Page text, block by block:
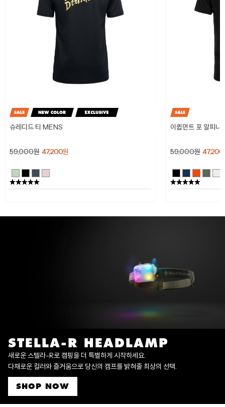
슈레디드 티 MENS
59,000원 47,200원
이큅먼트 포 알피
59,000원 47,200
STELLA-R HEADLAMP
새로운 스텔라-R로 캠핑을 더 특별하게 시작하세요.
다채로운 컬러와 즐거움으로 당신의 캠프를 밝혀줄 최상의 선택.
SHOP NOW